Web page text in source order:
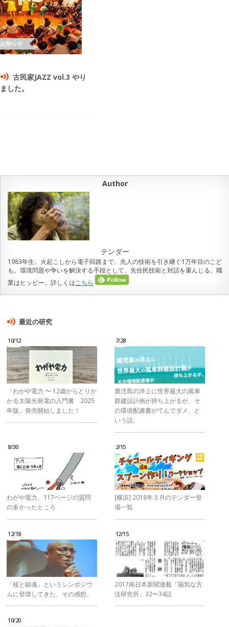
古民家JAZZ vol.3 やり
ました。
Author
テンダー
1983年生。火起こしから電子回路まで、先人の技術を引き継ぐ1万年目のこど
も。環境問題や争いを解決する手段として、先住民技術と対話を重んじる。職
業はヒッピー。詳しくは こちら
最近の研究
10/12
「わがや電力 〜 12歳からとりか
かる太陽光発電の入門書 2025
年版」発売開始しました！
7/28
鹿児島の洋上に世界最大の風車
群建設計画が持ち上がるが、そ
の環境配慮書がてんでダメ、と
いう話。
8/30
わがや電力、117ページの質問
の多かったところ
2/15
[横浜] 2018年３月のテンダー登
場一覧
12/18
「核と鎮魂」というシンポジウ
ムに登壇してきた、その感想。
12/15
2017南日本新聞連載「陽気な方
法研究所」32〜34話
10/20